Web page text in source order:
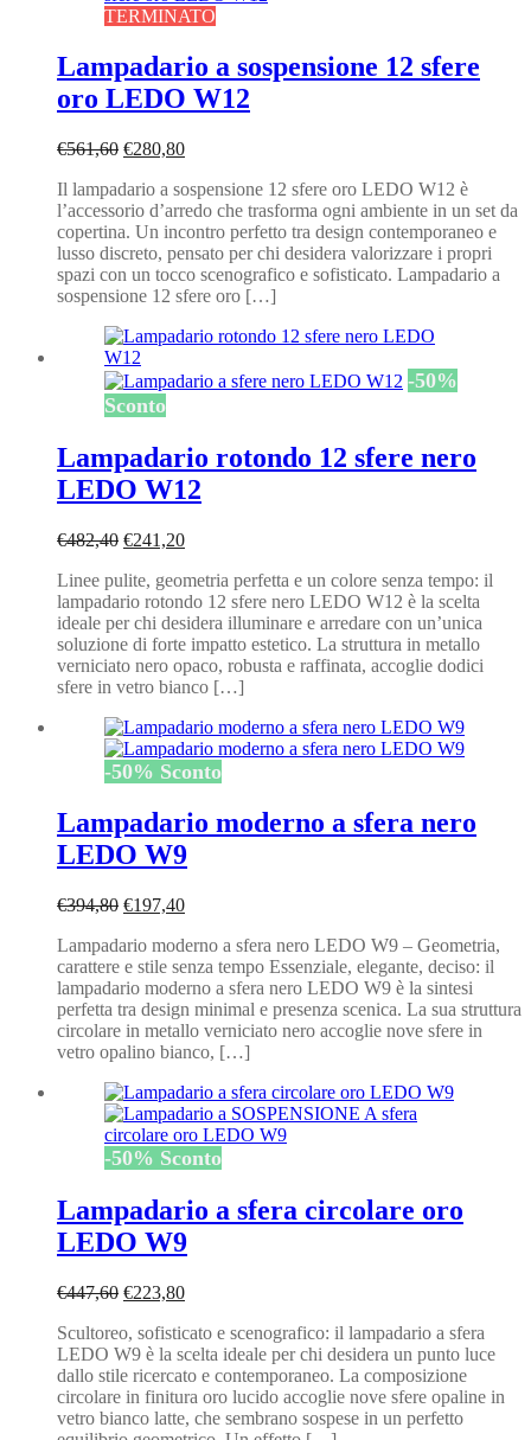
TERMINATO
Lampadario a sospensione 12 sfere
oro LEDO W12
€561,60 Il
originale
era:
€561,60.
€280,80Il
attuale
è:
€280,80.
Il lampadario a sospensione 12 sfere oro LEDO W12 è
l’accessorio d’arredo che trasforma ogni ambiente in un set da
copertina. Un incontro perfetto tra design contemporaneo e
lusso discreto, pensato per chi desidera valorizzare i propri
spazi con un tocco scenografico e sofisticato. Lampadario a
sospensione 12 sfere oro […]
-50%
Sconto
Lampadario rotondo 12 sfere nero
LEDO W12
€482,40 Il
originale
era:
€482,40.
€241,20Il
attuale
è:
€241,20.
Linee pulite, geometria perfetta e un colore senza tempo: il
lampadario rotondo 12 sfere nero LEDO W12 è la scelta
ideale per chi desidera illuminare e arredare con un’unica
soluzione di forte impatto estetico. La struttura in metallo
verniciato nero opaco, robusta e raffinata, accoglie dodici
sfere in vetro bianco […]
-50% Sconto
Lampadario moderno a sfera nero
LEDO W9
€394,80 Il
originale
era:
€394,80.
€197,40Il
attuale
è:
€197,40.
Lampadario moderno a sfera nero LEDO W9 – Geometria,
carattere e stile senza tempo Essenziale, elegante, deciso: il
lampadario moderno a sfera nero LEDO W9 è la sintesi
perfetta tra design minimal e presenza scenica. La sua struttura
circolare in metallo verniciato nero accoglie nove sfere in
vetro opalino bianco, […]
-50% Sconto
Lampadario a sfera circolare oro
LEDO W9
€447,60 Il
originale
era:
€447,60.
€223,80Il
attuale
è:
€223,80.
Scultoreo, sofisticato e scenografico: il lampadario a sfera
LEDO W9 è la scelta ideale per chi desidera un punto luce
dallo stile ricercato e contemporaneo. La composizione
circolare in finitura oro lucido accoglie nove sfere opaline in
vetro bianco latte, che sembrano sospese in un perfetto